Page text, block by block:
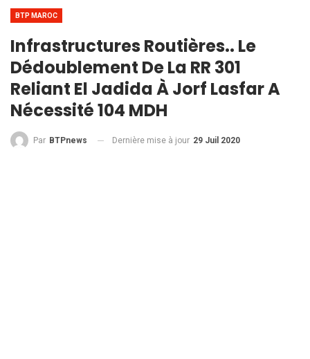
BTP MAROC
Infrastructures Routières.. Le
Dédoublement De La RR 301
Reliant El Jadida À Jorf Lasfar A
Nécessité 104 MDH
Par BTPnews Dernière mise à jour 29 Juil 2020